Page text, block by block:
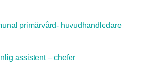
primärvård- huvudhandledare
assistent – chefer